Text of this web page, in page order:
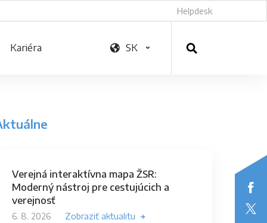
Helpdesk
Kariéra SK
Verejná interaktívna mapa ŽSR:
Moderný nástroj pre cestujúcich a
verejnosť
6. 8. 2026 Zobraziť aktualitu